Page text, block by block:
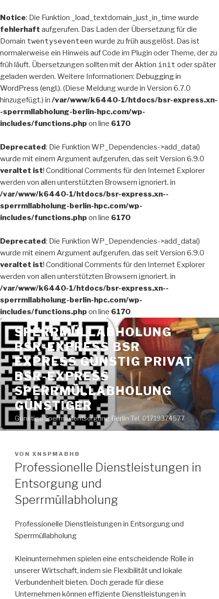
Notice: Die Funktion _load_textdomain_just_in_time wurde
fehlerhaft aufgerufen. Das Laden der Übersetzung für die
Domain twentyseventeen wurde zu früh ausgelöst. Das ist
normalerweise ein Hinweis auf Code im Plugin oder Theme, der zu
früh läuft. Übersetzungen sollten mit der Aktion init oder später
geladen werden. Weitere Informationen: Debugging in
WordPress (engl.). (Diese Meldung wurde in Version 6.7.0
hinzugefügt.) in /var/www/k6440-1/htdocs/bsr-express.xn-
-sperrmllabholung-berlin-hpc.com/wp-
includes/functions.php on line 6170
Deprecated: Die Funktion WP_Dependencies->add_data()
wurde mit einem Argument aufgerufen, das seit Version 6.9.0
veraltet ist! Conditional Comments für den Internet Explorer
werden von allen unterstützten Browsern ignoriert. in
/var/www/k6440-1/htdocs/bsr-express.xn--
sperrmllabholung-berlin-hpc.com/wp-
includes/functions.php on line 6170
Deprecated: Die Funktion WP_Dependencies->add_data()
wurde mit einem Argument aufgerufen, das seit Version 6.9.0
veraltet ist! Conditional Comments für den Internet Explorer
werden von allen unterstützten Browsern ignoriert. in
/var/www/k6440-1/htdocs/bsr-express.xn--
sperrmllabholung-berlin-hpc.com/wp-
includes/functions.php on line 6170
Zum
Inhalt
springen
SPERRMÜLLABHOLUNG
BSR-EXPRESS BSR
EXPRESS GÜNSTIG PRIVAT
BSR-EXPRESS
SPERRMÜLLABHOLUNG
GÜNSTIGER
Günstige Sperrmüllentsorgung Berlin Tel. 01719374577
VERÖFFENTLICHT
AM
VON XNSPMABHB
Professionelle Dienstleistungen in
Entsorgung und
Sperrmüllabholung
Professionelle Dienstleistungen in Entsorgung und
Sperrmüllabholung
Kleinunternehmen spielen eine entscheidende Rolle in
unserer Wirtschaft, indem sie Flexibilität und lokale
Verbundenheit bieten. Doch gerade für diese
Unternehmen können effiziente Dienstleistungen in